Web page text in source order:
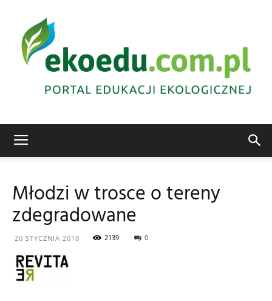
Młodzi w trosce o tereny
zdegradowane
20 STYCZNIA 2010 2139 0